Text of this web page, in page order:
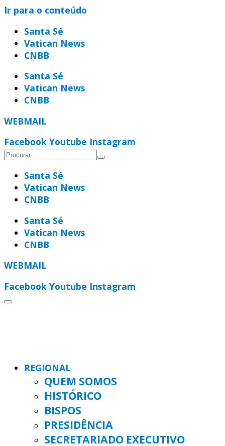
Ir para o conteúdo
Santa Sé
Vatican News
CNBB
Santa Sé
Vatican News
CNBB
WEBMAIL
Facebook Youtube Instagram
Santa Sé
Vatican News
CNBB
Santa Sé
Vatican News
CNBB
WEBMAIL
Facebook Youtube Instagram
REGIONAL
QUEM SOMOS
HISTÓRICO
BISPOS
PRESIDÊNCIA
SECRETARIADO EXECUTIVO